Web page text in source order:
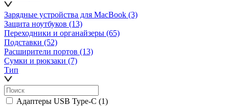
Зарядные устройства для MacBook (3)
Защита ноутбуков (13)
Переходники и органайзеры (65)
Подставки (52)
Расширители портов (13)
Сумки и рюкзаки (7)
Тип
Адаптеры USB Type-C (1)